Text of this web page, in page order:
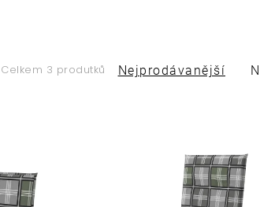
Celkem 3 produtků
ŘNejprodávanější